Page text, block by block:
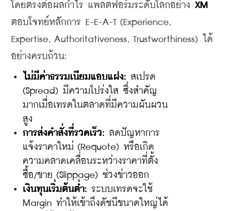
โดยตรงต่อผลกำไร แพลตฟอร์มระดับโลกอย่าง XM
ตอบโจทย์หลักการ E-E-A-T (Experience,
Expertise, Authoritativeness, Trustworthiness) ได้
อย่างครบถ้วน:
​ไม่มีค่าธรรมเนียมแอบแฝง: สเปรด
(Spread) มีความโปร่งใส ซึ่งสำคัญ
มากเมื่อเทรดในตลาดที่มีความผันผวน
สูง
​การส่งคำสั่งที่รวดเร็ว: ลดปัญหาการ
แจ้งราคาใหม่ (Requote) หรือเกิด
ความคลาดเคลื่อนระหว่างราคาที่ตั้ง
ซื้อ/ขาย (Slippage) ช่วงข่าวออก
​เงินทุนเริ่มต้นต่ำ: ระบบเทรดจะใช้
Margin ทำให้เข้าถึงดัชนีขนาดใหญ่ได้